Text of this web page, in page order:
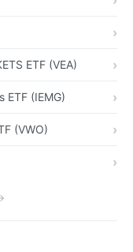
ETF (VEA)
ETF (IEMG)
(VWO)